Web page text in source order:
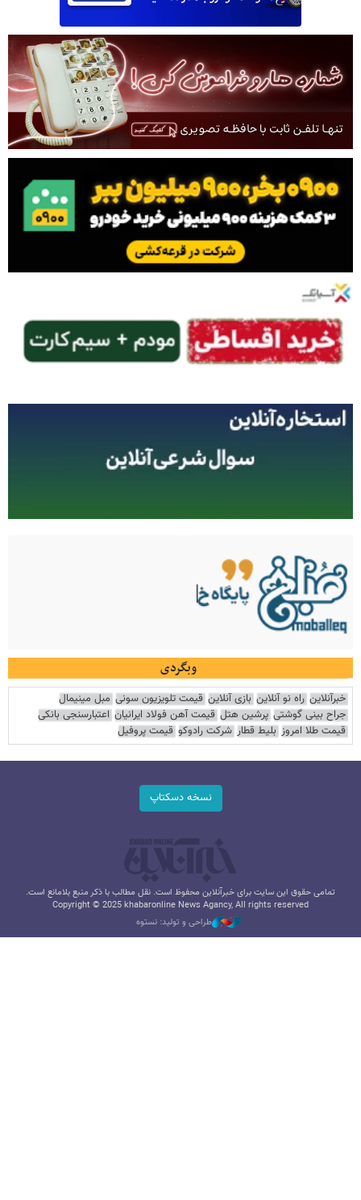
وبگردی
خبرآنلاین راه نو آنلاین بازی آنلاین قیمت تلویزیون سونی مبل مینیمال
جراح بینی گوشتی پرشین هتل قیمت آهن فولاد ایرانیان اعتبارسنجی بانکی
قیمت طلا امروز بلیط قطار شرکت رادوکو قیمت پروفیل
نسخه دسکتاپ
تمامی حقوق این سایت برای خبرآنلاین محفوظ است. نقل مطالب با ذکر منبع بلامانع است.
Copyright © 2025 khabaronline News Agancy, All rights reserved
طراحی و تولید: نستوه